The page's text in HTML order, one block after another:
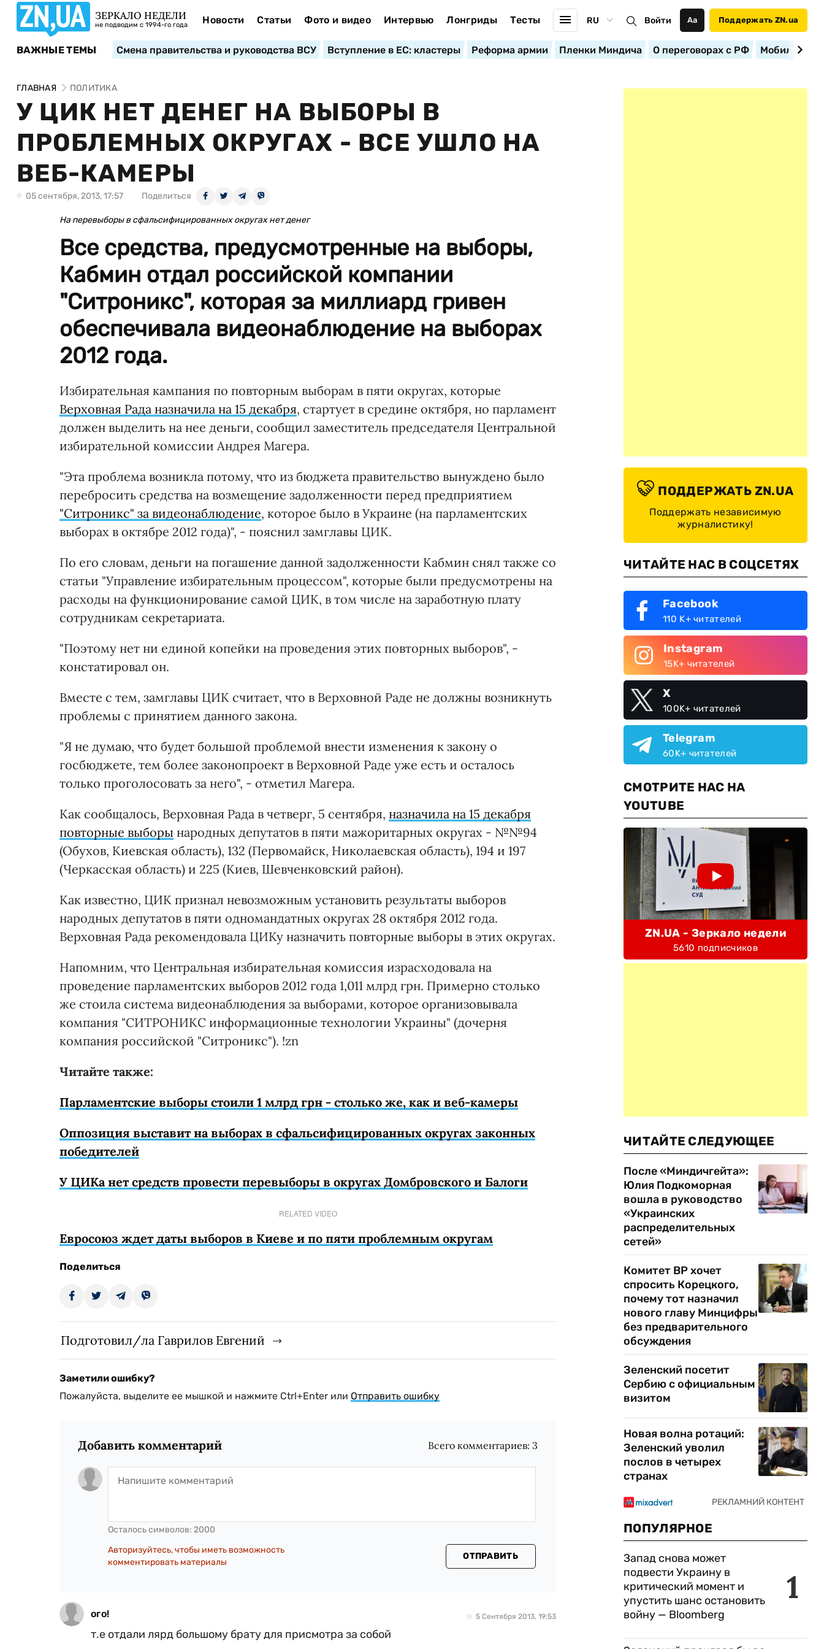
ЗЕРКАЛО НЕДЕЛИ
не подводим с 1994-го года Новости Статьи Фото и видео Интервью Лонгриды Тесты RU Войти Аа Поддержать ZN.ua
ВАЖНЫЕ ТЕМЫ Смена правительства и руководства ВСУ Вступление в ЕС: кластеры Реформа армии Пленки Миндича О переговорах с РФ
ГЛАВНАЯ ПОЛИТИКА
У ЦИК НЕТ ДЕНЕГ НА ВЫБОРЫ В
ПРОБЛЕМНЫХ ОКРУГАХ - ВСЕ УШЛО НА
ВЕБ-КАМЕРЫ
05 сентября, 2013, 17:57 Поделиться
На перевыборы в сфальсифицированных округах нет денег
Все средства, предусмотренные на выборы,
Кабмин отдал российской компании
"Ситроникс", которая за миллиард гривен
обеспечивала видеонаблюдение на выборах
2012 года.
Избирательная кампания по повторным выборам в пяти округах, которые
Верховная Рада назначила на 15 декабря, стартует в средине октября, но парламент
должен выделить на нее деньги, сообщил заместитель председателя Центральной
избирательной комиссии Андрея Магера.
"Эта проблема возникла потому, что из бюджета правительство вынуждено было
перебросить средства на возмещение задолженности перед предприятием
"Ситроникс" за видеонаблюдение, которое было в Украине (на парламентских
выборах в октябре 2012 года)", - пояснил замглавы ЦИК.
По его словам, деньги на погашение данной задолженности Кабмин снял также со
статьи "Управление избирательным процессом", которые были предусмотрены на
расходы на функционирование самой ЦИК, в том числе на заработную плату
сотрудникам секретариата.
"Поэтому нет ни единой копейки на проведения этих повторных выборов", -
констатировал он.
Вместе с тем, замглавы ЦИК считает, что в Верховной Раде не должны возникнуть
проблемы с принятием данного закона.
"Я не думаю, что будет большой проблемой внести изменения к закону о
госбюджете, тем более законопроект в Верховной Раде уже есть и осталось
только проголосовать за него", - отметил Магера.
Как сообщалось, Верховная Рада в четверг, 5 сентября, назначила на 15 декабря
повторные выборы народных депутатов в пяти мажоритарных округах - №№94
(Обухов, Киевская область), 132 (Первомайск, Николаевская область), 194 и 197
(Черкасская область) и 225 (Киев, Шевченковский район).
Как известно, ЦИК признал невозможным установить результаты выборов
народных депутатов в пяти одномандатных округах 28 октября 2012 года.
Верховная Рада рекомендовала ЦИКу назначить повторные выборы в этих округах.
Напомним, что Центральная избирательная комиссия израсходовала на
проведение парламентских выборов 2012 года 1,011 млрд грн. Примерно столько
же стоила система видеонаблюдения за выборами, которое организовывала
компания "СИТРОНИКС информационные технологии Украины" (дочерня
компания российской "Ситроникс"). !zn
Читайте также:
Парламентские выборы стоили 1 млрд грн - столько же, как и веб-камеры
Оппозиция выставит на выборах в сфальсифицированных округах законных
победителей
У ЦИКа нет средств провести перевыборы в округах Домбровского и Балоги
RELATED VIDEO
Евросоюз ждет даты выборов в Киеве и по пяти проблемным округам
Поделиться
Подготовил/ла Гаврилов Евгений
Заметили ошибку?
Пожалуйста, выделите ее мышкой и нажмите Ctrl+Enter или Отправить ошибку
Добавить комментарий Всего комментариев:3
Осталось символов: 2000
Авторизуйтесь, чтобы иметь возможность
комментировать материалы
ОТПРАВИТЬ
ого! 5 Сентября 2013, 19:53
т.е отдали лярд большому брату для присмотра за собой
ПОДДЕРЖАТЬ ZN.UA
Поддержать независимую
журналистику!
ЧИТАЙТЕ НАС В СОЦСЕТЯХ
Facebook
110 K+ читателей
Instagram
15K+ читателей
X
100K+ читателей
Telegram
60K+ читателей
СМОТРИТЕ НАС НА
YOUTUBE
ZN.UA - Зеркало недели
5610 подписчиков
ЧИТАЙТЕ СЛЕДУЮЩЕЕ
После «Миндичгейта»:
Юлия Подкоморная
вошла в руководство
«Украинских
распределительных
сетей»
Комитет ВР хочет
спросить Корецкого,
почему тот назначил
нового главу Минцифры
без предварительного
обсуждения
Зеленский посетит
Сербию с официальным
визитом
Новая волна ротаций:
Зеленский уволил
послов в четырех
странах
ПОПУЛЯРНОЕ
1
Запад снова может
подвести Украину в
критический момент и
упустить шанс остановить
войну — Bloomberg